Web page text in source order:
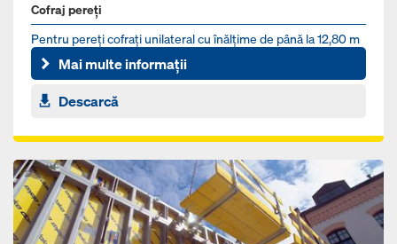
Cofraj pereți
Pentru pereţi cofrați unilateral cu înălţime de până la 12,80 m
Mai multe informații
Descarcă